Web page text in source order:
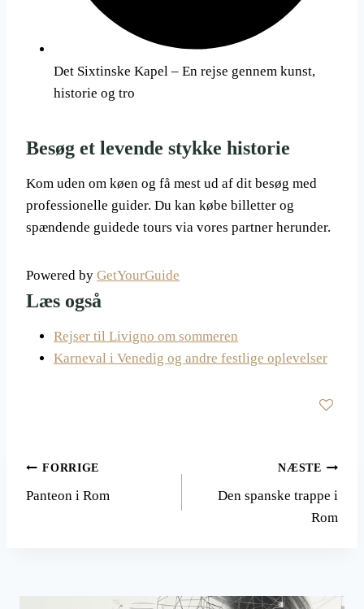
Det Sixtinske Kapel – En rejse gennem kunst,
historie og tro
Besøg et levende stykke historie
Kom uden om køen og få mest ud af dit besøg med
professionelle guider. Du kan købe billetter og
spændende guidede tours via vores partner herunder.
Powered by GetYourGuide
Læs også
Rejser til Livigno om sommeren
Karneval i Venedig og andre festlige oplevelser
Indlægsnavigation
FORRIGE
Panteon i Rom
NÆSTE
Den spanske trappe i
Rom